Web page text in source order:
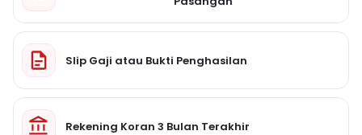
Slip Gaji atau Bukti Penghasilan
Rekening Koran 3 Bulan Terakhir